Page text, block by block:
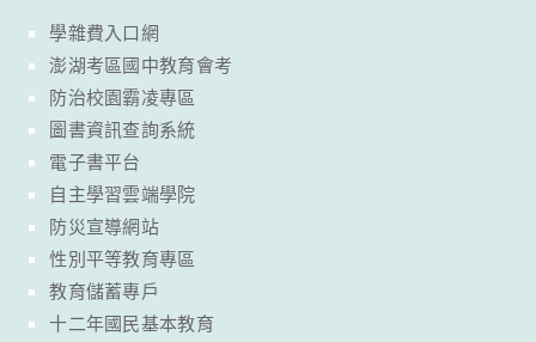
學雜費入口網
澎湖考區國中教育會考
防治校園霸凌專區
圖書資訊查詢系統
電子書平台
自主學習雲端學院
防災宣導網站
性別平等教育專區
教育儲蓄專戶
十二年國民基本教育